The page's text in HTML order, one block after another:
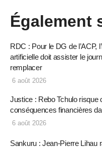
Également
RDC : Pour le DG de l’ACP,
artificielle doit assister le
remplacer
6 août 2026
Justice : Rebo Tchulo risque
conséquences financières
6 août 2026
Sankuru : Jean-Pierre Lihau